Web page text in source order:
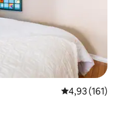
4,93 av 5 i
4,93 (161)